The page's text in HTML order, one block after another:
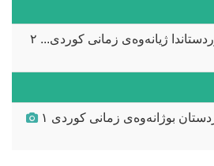
ژیانه‌وه‌ی زمانی كوردی... ٢
بوژانەوەی زمانی کوردی ١